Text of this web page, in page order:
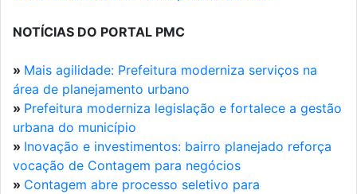
NOTÍCIAS DO PORTAL PMC
» Mais agilidade: Prefeitura moderniza serviços na
área de planejamento urbano
» Prefeitura moderniza legislação e fortalece a gestão
urbana do município
» Inovação e investimentos: bairro planejado reforça
vocação de Contagem para negócios
» Contagem abre processo seletivo para